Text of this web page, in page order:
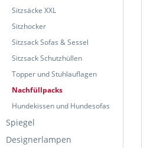
Sitzsäcke XXL
Sitzhocker
Sitzsack Sofas & Sessel
Sitzsack Schutzhüllen
Topper und Stuhlauflagen
Nachfüllpacks
Hundekissen und Hundesofas
Spiegel
Designerlampen